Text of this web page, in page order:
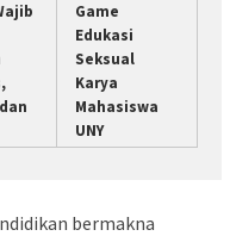
Game
Edukasi
Seksual
Karya
Mahasiswa
UNY
bermakna